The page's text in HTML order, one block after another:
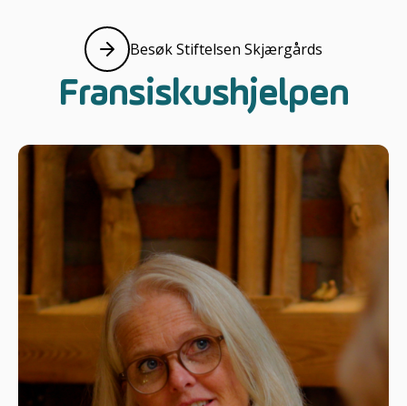
Les mer
Besøk Stiftelsen Skjærgårds
Fransiskushjelpen